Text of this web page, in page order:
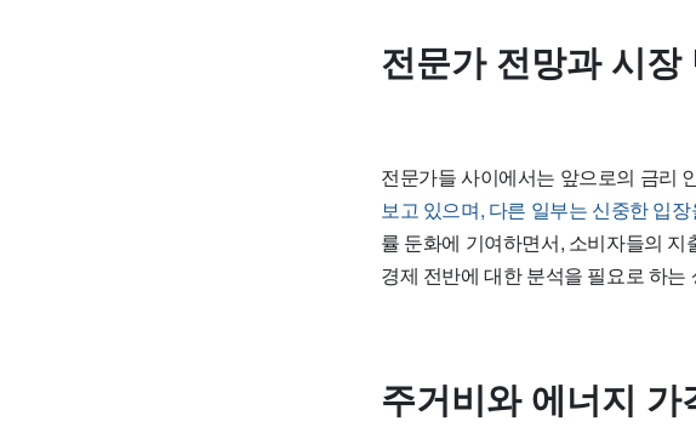
전문가 전망과 시장
전문가들 사이에서는 앞으로의 금리
보고 있으며, 다른 일부는 신중한 입
률 둔화에 기여하면서, 소비자들의
경제 전반에 대한 분석을 필요로 하는
주거비와 에너지 가